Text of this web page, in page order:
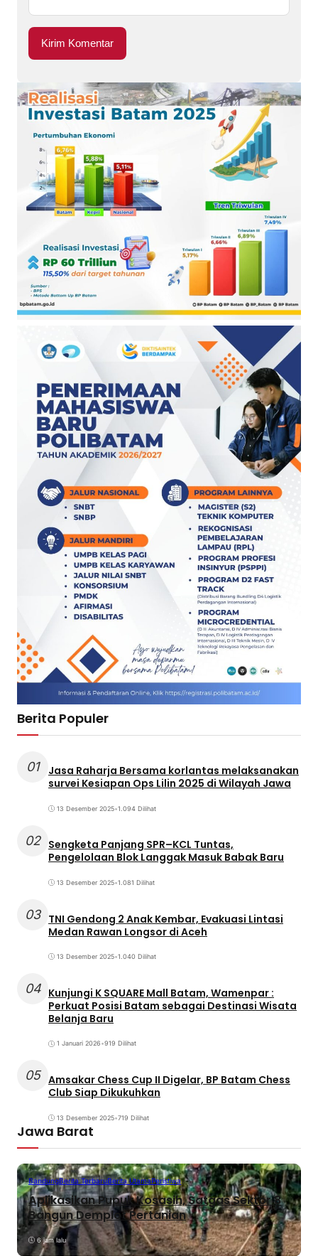
Berita Populer
01
Jasa Raharja Bersama korlantas melaksanakan
survei Kesiapan Ops Lilin 2025 di Wilayah Jawa
13 Desember 2025•1.094 Dilihat
02 Sengketa Panjang SPR–KCL Tuntas,
Pengelolaan Blok Langgak Masuk Babak Baru
13 Desember 2025•1.081 Dilihat
03 TNI Gendong 2 Anak Kembar, Evakuasi Lintasi
Medan Rawan Longsor di Aceh
13 Desember 2025•1.040 Dilihat
04 Kunjungi K SQUARE Mall Batam, Wamenpar :
Perkuat Posisi Batam sebagai Destinasi Wisata
Belanja Baru
1 Januari 2026•919 Dilihat
05 Amsakar Chess Cup II Digelar, BP Batam Chess
Club Siap Dikukuhkan
13 Desember 2025•719 Dilihat
Jawa Barat
BandungBerita TerbaruBerita UtamaPeristiwa
Aplikasikan Pupuk Kosasih, Satgas Sektor 8
Bangun Demplot Pertanian
6 jam lalu